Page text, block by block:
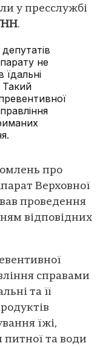
у пресслужбі
.
не
їдальні
Такий
про
Верховної
проведення
відповідних
справами
та її
їжі,
та води